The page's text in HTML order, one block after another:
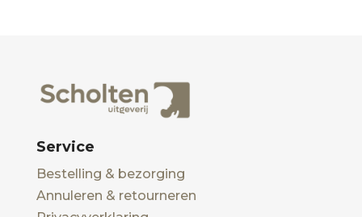
Service
Bestelling & bezorging
Annuleren & retourneren